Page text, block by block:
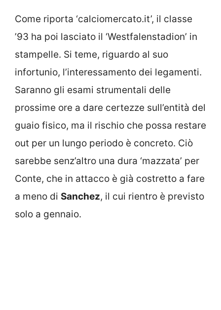
Come riporta ‘calciomercato.it’, il classe
’93 ha poi lasciato il ‘Westfalenstadion’ in
stampelle. Si teme, riguardo al suo
infortunio, l’interessamento dei legamenti.
Saranno gli esami strumentali delle
prossime ore a dare certezze sull’entità del
guaio fisico, ma il rischio che possa restare
out per un lungo periodo è concreto. Ciò
sarebbe senz’altro una dura ‘mazzata’ per
Conte, che in attacco è già costretto a fare
a meno di Sanchez, il cui rientro è previsto
solo a gennaio.